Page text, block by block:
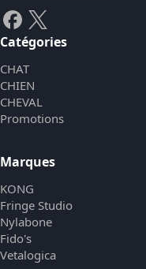
Catégories
CHAT
CHIEN
CHEVAL
Promotions
Marques
KONG
Fringe Studio
Nylabone
Fido's
Vetalogica